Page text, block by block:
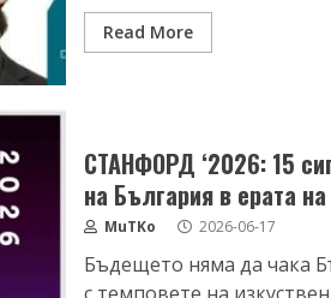
Read More
СТАНФОРД ‘2026: 15
на България в ерата
MuTKo 2026-06-17
Бъдещето няма да чака